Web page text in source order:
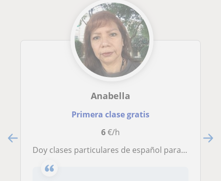
Anabella
Primera clase gratis
6€/h
Doy clases particulares de español para extranjeros en línea (virtual)